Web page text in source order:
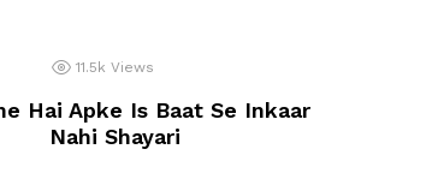
11.5k Views
Hai Apke Is Baat Se Inkaar
Nahi Shayari